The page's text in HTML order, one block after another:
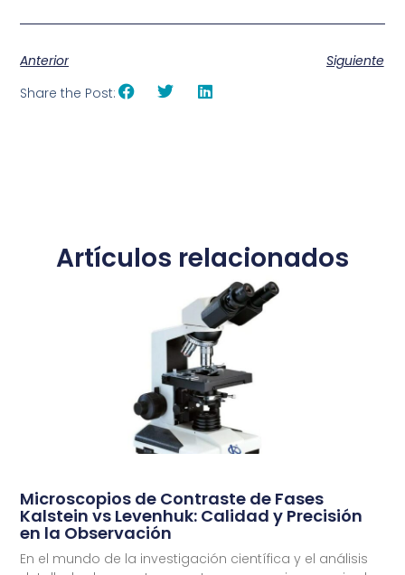
Anterior
Siguiente
Share the Post:
Artículos relacionados
Microscopios de Contraste de Fases
Kalstein vs Levenhuk: Calidad y Precisión
en la Observación
En el mundo de la investigación científica y el análisis